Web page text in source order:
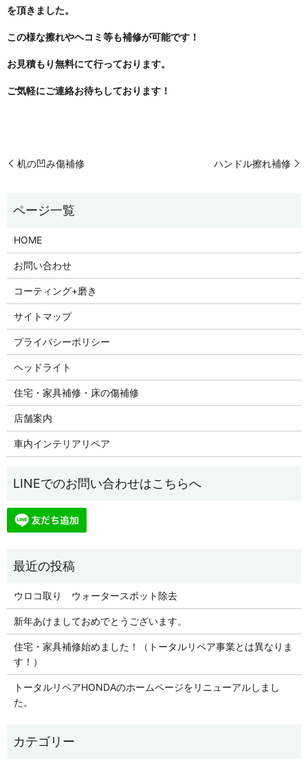
を頂きました。
この様な擦れやヘコミ等も補修が可能です！
お見積もり無料にて行っております。
ご気軽にご連絡お待ちしております！
机の凹み傷補修 ハンドル擦れ補修
HOME
お問い合わせ
コーティング+磨き
サイトマップ
プライバシーポリシー
ヘッドライト
住宅・家具補修・床の傷補修
店舗案内
車内インテリアリペア
ウロコ取り ウォータースポット除去
新年あけましておめでとうございます。
住宅・家具補修始めました！（トータルリペア事業とは異なりま
す！）
トータルリペアHONDAのホームページをリニューアルしまし
た。